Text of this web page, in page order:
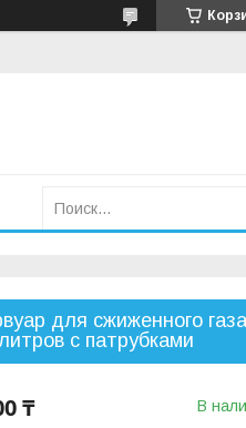
для сжиженного
с патрубками
₸ В